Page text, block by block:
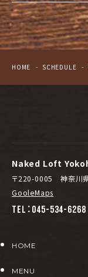
HOME SCHEDULE
Naked Loft
〒220-0005 神奈川
GooleMaps
TEL：045-534-6268
HOME
MENU